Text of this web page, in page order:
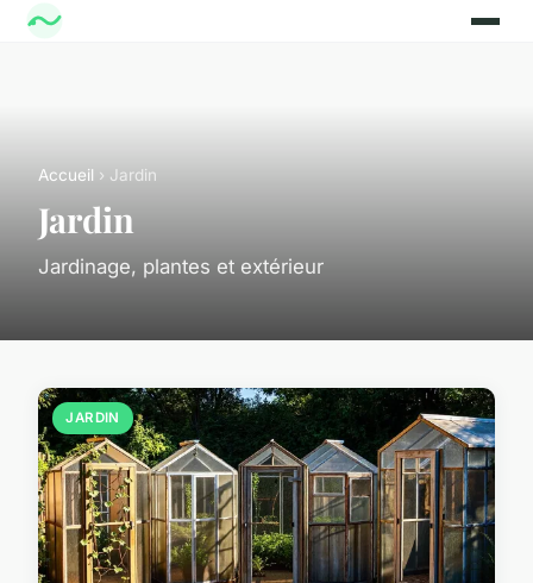
Accueil › Jardin
Jardin
Jardinage, plantes et extérieur
JARDIN